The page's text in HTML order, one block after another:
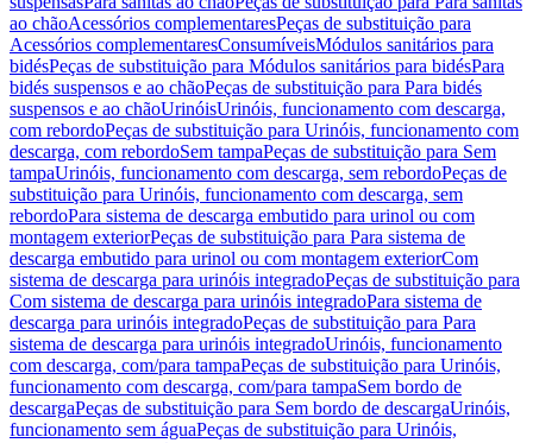
ao chãoAcessórios complementaresPeças de substituição para
Acessórios complementaresConsumíveisMódulos sanitários para
bidésPeças de substituição para Módulos sanitários para bidésPara
bidés suspensos e ao chãoPeças de substituição para Para bidés
suspensos e ao chãoUrinóisUrinóis, funcionamento com descarga,
com rebordoPeças de substituição para Urinóis, funcionamento com
descarga, com rebordoSem tampaPeças de substituição para Sem
tampaUrinóis, funcionamento com descarga, sem rebordoPeças de
substituição para Urinóis, funcionamento com descarga, sem
rebordoPara sistema de descarga embutido para urinol ou com
montagem exteriorPeças de substituição para Para sistema de
descarga embutido para urinol ou com montagem exteriorCom
sistema de descarga para urinóis integradoPeças de substituição para
Com sistema de descarga para urinóis integradoPara sistema de
descarga para urinóis integradoPeças de substituição para Para
sistema de descarga para urinóis integradoUrinóis, funcionamento
com descarga, com/para tampaPeças de substituição para Urinóis,
funcionamento com descarga, com/para tampaSem bordo de
descargaPeças de substituição para Sem bordo de descargaUrinóis,
funcionamento sem águaPeças de substituição para Urinóis,